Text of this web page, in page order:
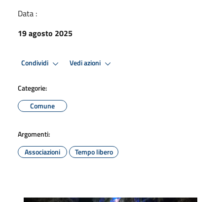
Data :
19 agosto 2025
Condividi Vedi azioni
Categorie:
Comune
Argomenti:
Associazioni
Tempo libero